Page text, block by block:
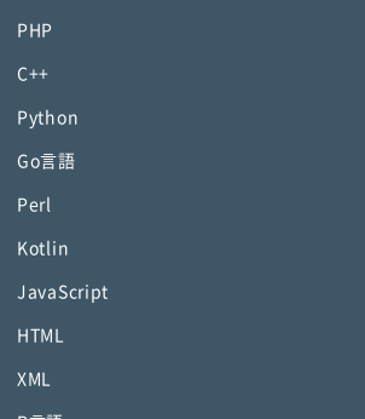
PHP
C++
Python
Go言語
Perl
Kotlin
JavaScript
HTML
XML